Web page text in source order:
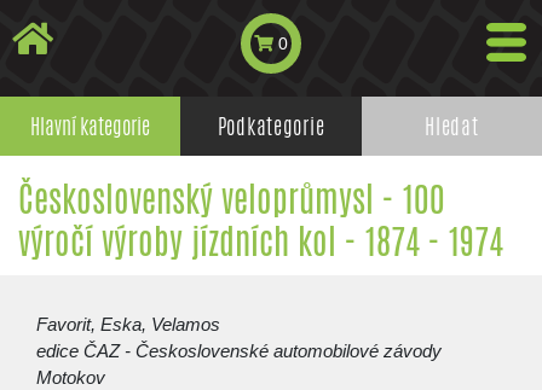
0
Hlavní kategorie Podkategorie Hledat
Československý veloprůmysl - 100
výročí výroby jízdních kol - 1874 - 1974
Favorit, Eska, Velamos
edice ČAZ - Československé automobilové závody
Motokov